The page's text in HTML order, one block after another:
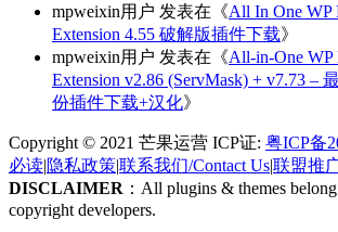
mpweixin用户 发表在《All In One WP
Extension 4.55 破解版插件下载》
mpweixin用户 发表在《All-in-One WP
Extension v2.86 (ServMask) + v7.73 –
份插件下载+汉化》
Copyright © 2021 芒果运营 ICP证: 粤ICP备
必读|隐私政策|联系我们/Contact Us|联盟推
DISCLAIMER ：All plugins & themes
copyright developers.